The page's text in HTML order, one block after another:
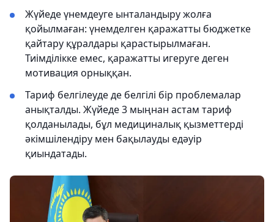
Жүйеде үнемдеуге ынталандыру жолға
қойылмаған: үнемделген қаражатты бюджетке
қайтару құралдары қарастырылмаған.
Тиімділікке емес, қаражатты игеруге деген
мотивация орныққан.
Тариф белгілеуде де белгілі бір проблемалар
анықталды. Жүйеде 3 мыңнан астам тариф
қолданылады, бұл медициналық қызметтерді
әкімшілендіру мен бақылауды едәуір
қиындатады.